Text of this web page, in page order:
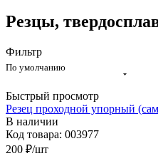
Резцы,
Фильтр
По умолчанию
Быстрый просмотр
Резец проходной упорный
В наличии
Код товара: 003977
200 ₽/шт